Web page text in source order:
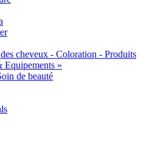
cheveux - Coloration - Produits
Equipements »
de beauté